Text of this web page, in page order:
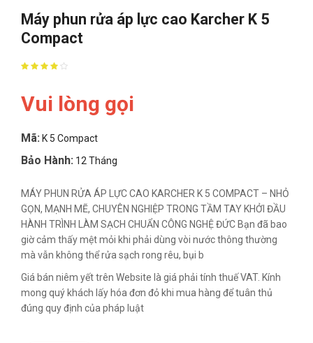
Máy phun rửa áp lực cao Karcher K 5
Compact
Vui lòng gọi
Mã: K 5 Compact
Bảo Hành: 12 Tháng
MÁY PHUN RỬA ÁP LỰC CAO KARCHER K 5 COMPACT – NHỎ
GỌN, MẠNH MẼ, CHUYÊN NGHIỆP TRONG TẦM TAY KHỞI ĐẦU
HÀNH TRÌNH LÀM SẠCH CHUẨN CÔNG NGHỆ ĐỨC Bạn đã bao
giờ cảm thấy mệt mỏi khi phải dùng vòi nước thông thường
mà vẫn không thể rửa sạch rong rêu, bụi b
Giá bán niêm yết trên Website là giá phải tính thuế VAT. Kính
mong quý khách lấy hóa đơn đỏ khi mua hàng để tuân thủ
đúng quy định của pháp luật